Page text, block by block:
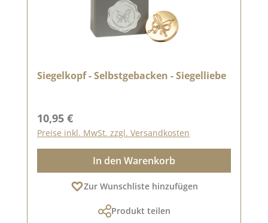
Siegelkopf - Selbstgebacken - Siegelliebe
Regulärer Preis:
10,95 €
Preise inkl. MwSt. zzgl. Versandkosten
In den Warenkorb
Zur Wunschliste hinzufügen
Produkt teilen